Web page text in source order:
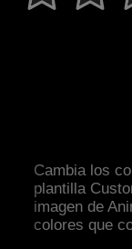
Cambia los
plantilla
imagen de
colores que